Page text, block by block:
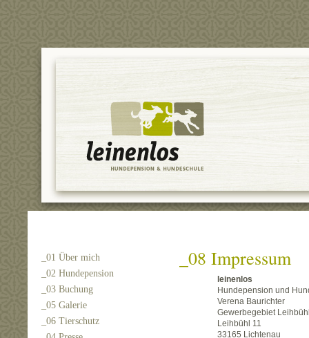
_01 Über mich
_02 Hundepension
_03 Buchung
_05 Galerie
_06 Tierschutz
_08 Impressum
leinenlos
Hundepension und
Verena Baurichter
Gewerbegebiet
Leihbühl 11
33165 Lichtenau